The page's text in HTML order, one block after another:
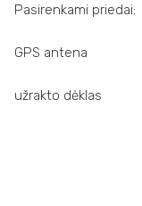
Pasirenkami priedai:
GPS antena
užrakto dėklas